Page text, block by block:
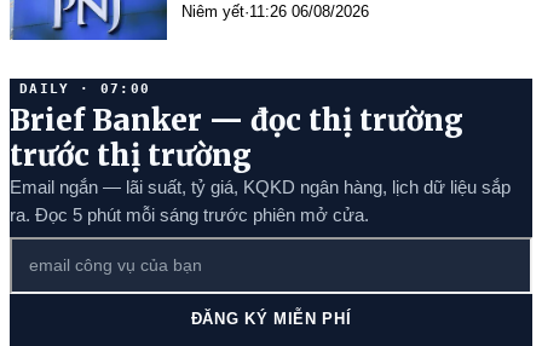
Niêm yết·11:26 06/08/2026
DAILY · 07:00
Brief Banker — đọc thị trường
trước thị trường
Email ngắn — lãi suất, tỷ giá, KQKD ngân hàng, lịch dữ liệu sắp
ra. Đọc 5 phút mỗi sáng trước phiên mở cửa.
ĐĂNG KÝ MIỄN PHÍ